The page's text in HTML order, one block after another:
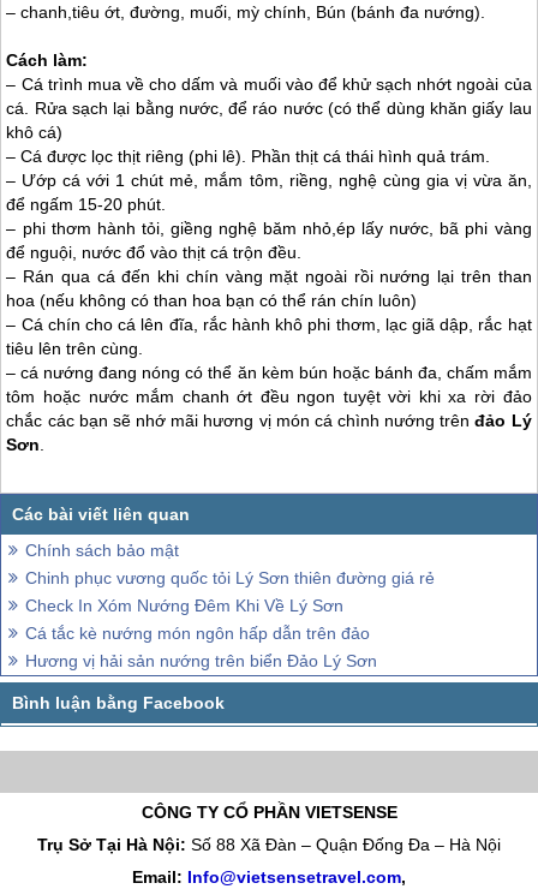
– chanh,tiêu ớt, đường, muối, mỳ chính, Bún (bánh đa nướng).
Cách làm:
– Cá trình mua về cho dấm và muối vào để khử sạch nhớt ngoài của
cá. Rửa sạch lại bằng nước, để ráo nước (có thể dùng khăn giấy lau
khô cá)
– Cá được lọc thịt riêng (phi lê). Phần thịt cá thái hình quả trám.
– Ướp cá với 1 chút mẻ, mắm tôm, riềng, nghệ cùng gia vị vừa ăn,
để ngấm 15-20 phút.
– phi thơm hành tỏi, giềng nghệ băm nhỏ,ép lấy nước, bã phi vàng
để nguội, nước đổ vào thịt cá trộn đều.
– Rán qua cá đến khi chín vàng mặt ngoài rồi nướng lại trên than
hoa (nếu không có than hoa bạn có thể rán chín luôn)
– Cá chín cho cá lên đĩa, rắc hành khô phi thơm, lạc giã dập, rắc hạt
tiêu lên trên cùng.
– cá nướng đang nóng có thể ăn kèm bún hoặc bánh đa, chấm mắm
tôm hoặc nước mắm chanh ớt đều ngon tuyệt vời khi xa rời đảo
chắc các bạn sẽ nhớ mãi hương vị món cá chình nướng trênđảo Lý
Sơn.
Chính sách bảo mật
Chinh phục vương quốc tỏi Lý Sơn thiên đường giá rẻ
Check In Xóm Nướng Đêm Khi Về Lý Sơn
Cá tắc kè nướng món ngôn hấp dẫn trên đảo
Hương vị hải sản nướng trên biển Đảo Lý Sơn
CÔNG TY CỔ PHẦN VIETSENSE
Trụ Sở Tại Hà Nội: Số 88 Xã Đàn – Quận Đống Đa – Hà Nội
Email: Info@vietsensetravel.com,